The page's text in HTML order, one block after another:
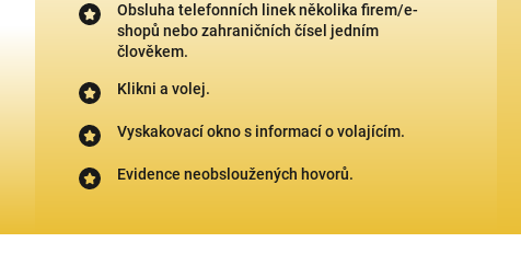
Obsluha telefonních linek několika firem/e-
shopů nebo zahraničních čísel jedním
člověkem.
Klikni a volej.
Vyskakovací okno s informací o volajícím.
Evidence neobsloužených hovorů.